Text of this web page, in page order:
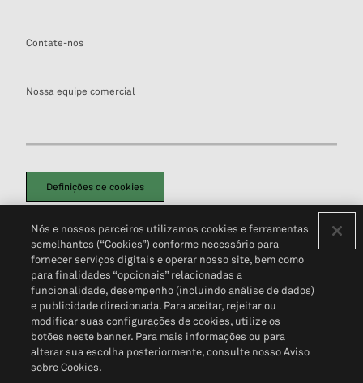
Contate-nos
Nossa equipe comercial
Definições de cookies
Política de PrivacidadePortal de privacidade do cliente (em inglês)
Não Venda Minhas Informações Pessoais© 2026 S&P Global
Nós e nossos parceiros utilizamos cookies e ferramentas
semelhantes (“Cookies”) conforme necessário para
fornecer serviços digitais e operar nosso site, bem como
para finalidades “opcionais” relacionadas a
funcionalidade, desempenho (incluindo análise de dados)
e publicidade direcionada. Para aceitar, rejeitar ou
modificar suas configurações de cookies, utilize os
botões neste banner. Para mais informações ou para
alterar sua escolha posteriormente, consulte nosso Aviso
sobre Cookies.